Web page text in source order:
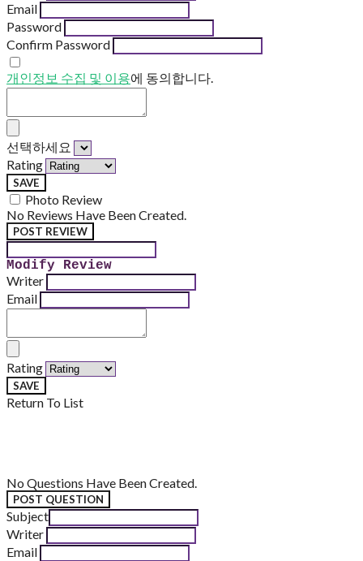
Email
Password
Confirm Password
개인정보 수집 및 이용에 동의합니다.
선택하세요
Rating
SAVE
Photo Review
No Reviews Have Been Created.
POST REVIEW
Modify Review
Writer
Email
Rating
SAVE
Return To List
No Questions Have Been Created.
POST QUESTION
Subject
Writer
Email